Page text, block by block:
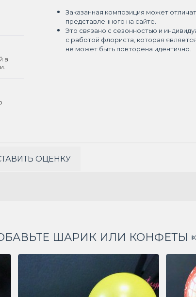
в
Заказанная композиция может
представленного на сайте.
Это связано с сезонностью и
с работой флориста, которая
не может быть повторена идентично.
ОЦЕНКУ
ШАРИК ИЛИ КОНФЕТЫ